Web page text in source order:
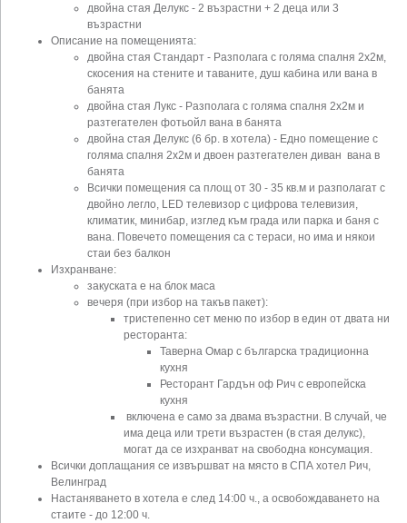
двойна стая Делукс - 2 възрастни + 2 деца или 3
възрастни
Описание на помещенията:
двойна стая Стандарт - Разполага с голяма спалня 2х2м,
скосения на стените и таваните, душ кабина или вана в
банята
двойна стая Лукс - Разполага с голяма спалня 2х2м и
разтегателен фотьойл вана в банята
двойна стая Делукс (6 бр. в хотела) - Едно помещение с
голяма спалня 2х2м и двоен разтегателен диван вана в
банята
Всички помещения са площ от 30 - 35 кв.м и разполагат с
двойно легло, LED телевизор с цифрова телевизия,
климатик, минибар, изглед към града или парка и баня с
вана. Повечето помещения са с тераси, но има и някои
стаи без балкон
Изхранване:
закуската е на блок маса
вечеря (при избор на такъв пакет):
тристепенно сет меню по избор в един от двата ни
ресторанта:
Таверна Омар с българска традиционна
кухня
Ресторант Гардън оф Рич с европейска
кухня
включена е само за двама възрастни. В случай, че
има деца или трети възрастен (в стая делукс),
могат да се изхранват на свободна консумация.
Всички доплащания се извършват на място в СПА хотел Рич,
Велинград
Настаняването в хотела е след 14:00 ч., а освобождаването на
стаите - до 12:00 ч.